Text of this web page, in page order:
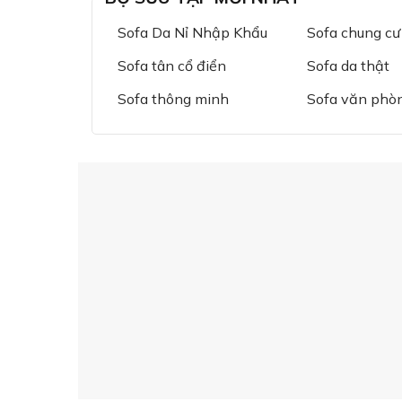
Sofa Da Nỉ Nhập Khẩu
Sofa chung cư
Sofa tân cổ điển
Sofa da thật
Sofa thông minh
Sofa văn